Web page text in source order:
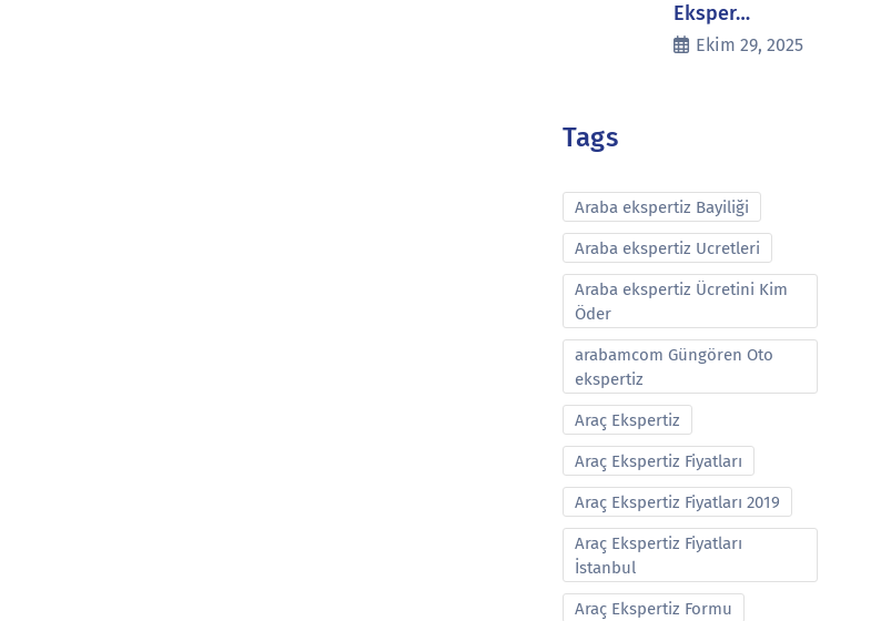
Eksper…
Ekim 29, 2025
Tags
Araba ekspertiz Bayiliği
Araba ekspertiz Ucretleri
Araba ekspertiz Ücretini Kim
Öder
arabamcom Güngören Oto
ekspertiz
Araç Ekspertiz
Araç Ekspertiz Fiyatları
Araç Ekspertiz Fiyatları 2019
Araç Ekspertiz Fiyatları
İstanbul
Araç Ekspertiz Formu